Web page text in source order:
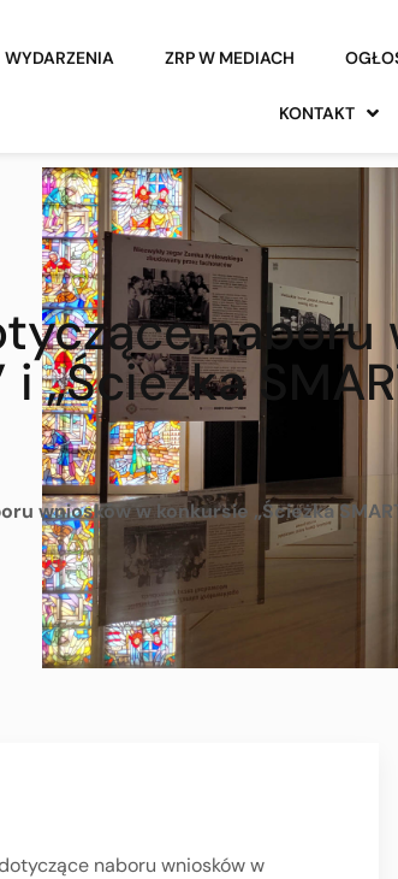
WYDARZENIA ZRP W MEDIACH
KONTAKT
naboru
„Ścieżka
wniosków w konkursie „Ścieżka
naboru wniosków w